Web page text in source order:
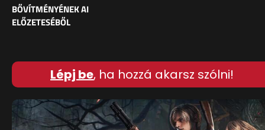
BŐVÍTMÉNYÉNEK AI
ELŐZETESÉBŐL
Lépj be, ha hozzá akarsz szólni!